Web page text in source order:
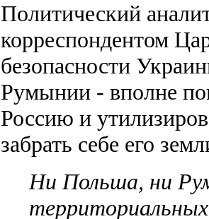
Политический
корреспондентом
безопасности
Румынии - вполне
Россию и
забрать себе его
Ни Польша, ни